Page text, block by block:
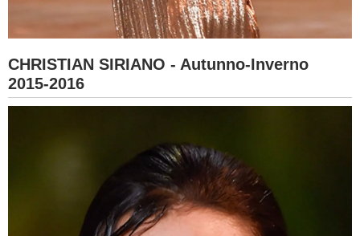
CHRISTIAN SIRIANO - Autunno-Inverno
2015-2016